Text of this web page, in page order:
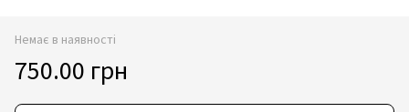
Немає в наявності
750.00 грн